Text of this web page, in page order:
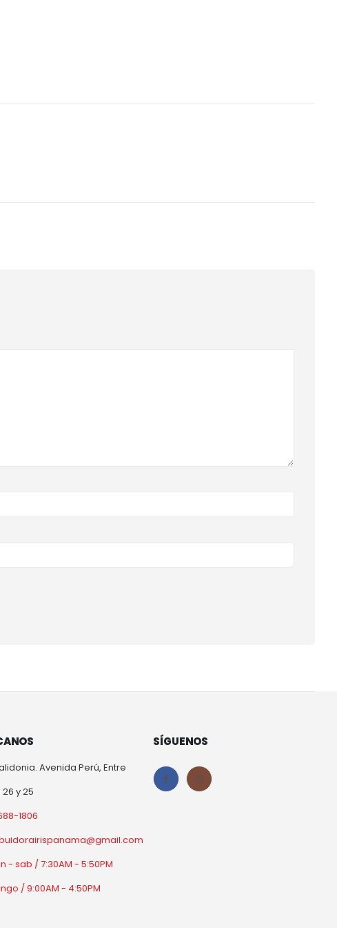
Avenida Perú, Entre
y 25
1806
- sab / 7:30AM - 5:50PM
/ 9:00AM - 4:50PM
SÍGUENOS